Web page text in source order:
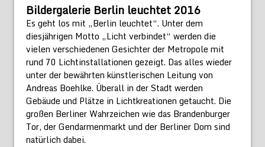
Bildergalerie Berlin leuchtet 2016
Es geht los mit „Berlin leuchtet“. Unter dem
diesjährigen Motto „Licht verbindet“ werden die
vielen verschiedenen Gesichter der Metropole mit
rund 70 Lichtinstallationen gezeigt. Das alles wieder
unter der bewährten künstlerischen Leitung von
Andreas Boehlke. Überall in der Stadt werden
Gebäude und Plätze in Lichtkreationen getaucht. Die
großen Berliner Wahrzeichen wie das Brandenburger
Tor, der Gendarmenmarkt und der Berliner Dom sind
natürlich dabei.